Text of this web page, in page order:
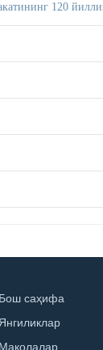
120
Бош саҳифа
Янгиликлар
Мақолалар